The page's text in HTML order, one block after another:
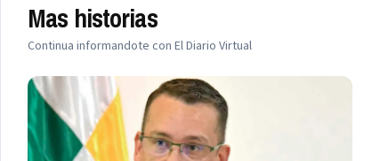
Mas historias
Continua informandote con El Diario Virtual